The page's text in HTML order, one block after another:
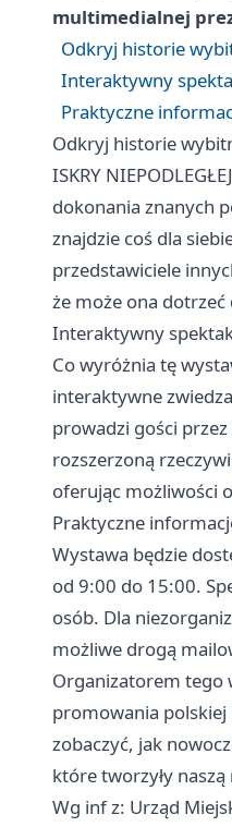
multimedialnej
Odkryj historie
Interaktywny
Praktyczne
Odkryj historie
ISKRY
dokonania znanych
znajdzie coś dla
przedstawiciele
że może ona dotrzeć
Interaktywny
Co wyróżnia tę
interaktywne
prowadzi gości
rozszerzoną
oferując możliwości
Praktyczne
Wystawa będzie
od 9:00 do 15:00.
osób. Dla
możliwe drogą
Organizatorem tego
promowania
zobaczyć, jak
które tworzyły
Wg inf z: Urząd